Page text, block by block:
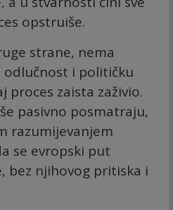
opstruiše.
strane, nema
i političku
zaista zaživio.
pasivno posmatraju,
razumijevanjem
se evropski put
bez njihovog pritiska i